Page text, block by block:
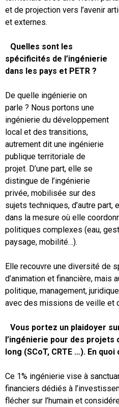
et de projection vers l’avenir
et externes.
Quelles sont les
spécificités de l’ingénierie
dans les pays et PETR ?
De quelle ingénierie on
parle ? Nous portons une
ingénierie du développement
local et des transitions,
autrement dit une ingénierie
publique territoriale de
projet. D’une part, elle se
distingue de l’ingénierie
privée, mobilisée sur des
sujets techniques, d’autre
dans la mesure où elle
politiques complexes (eau,
paysage, mobilité…).
Elle recouvre une diversité de
d’animation et financière, mais
politique, management,
avec des missions de veille et
Vous portez un plaidoyer
l’ingénierie pour des projets
long (SCoT, CRTE …). En
Ce 1% ingénierie vise à
financiers dédiés à
flécher sur l’humain et